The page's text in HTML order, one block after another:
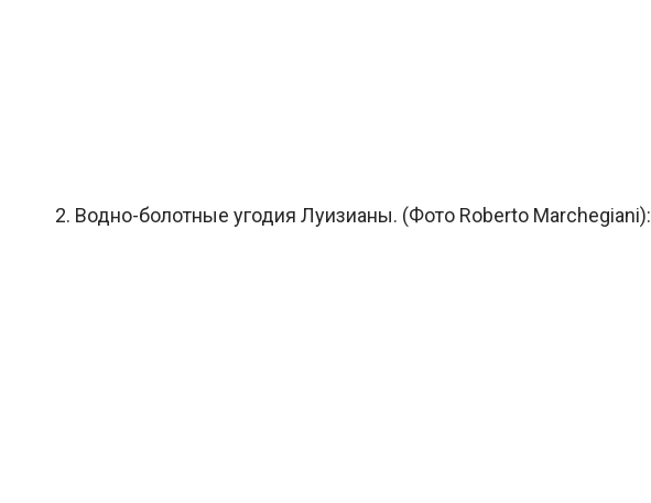
2. Водно-болотные угодия Луизианы. (Фото Roberto Marchegiani):